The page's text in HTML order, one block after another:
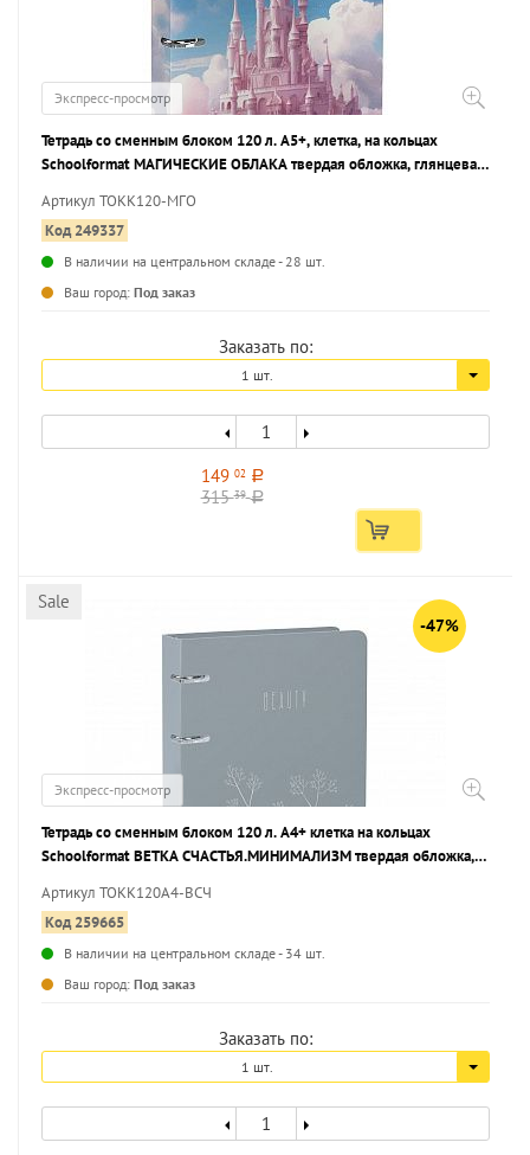
Экспресс-просмотр
Тетрадь со сменным блоком 120 л. А5+, клетка, на кольцах
Schoolformat МАГИЧЕСКИЕ ОБЛАКА твердая обложка, глянцевая
Артикул ТОКК120-МГО
Код 249337
В наличии на центральном складе - 28 шт.
Ваш город: Под заказ
Заказать по:
1 шт.
149 02 a
31539 a
Sale
-47%
Экспресс-просмотр
Тетрадь со сменным блоком 120 л. А4+ клетка на кольцах
Schoolformat ВЕТКА СЧАСТЬЯ.МИНИМАЛИЗМ твердая обложка,
Артикул ТОКК120А4-ВСЧ
Код 259665
В наличии на центральном складе - 34 шт.
Ваш город: Под заказ
Заказать по:
1 шт.